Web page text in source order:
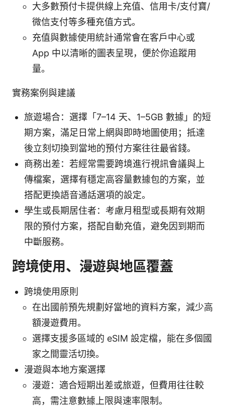
大多數預付卡提供線上充值、信用卡/支付寶/
微信支付等多種充值方式。
充值與數據使用統計通常會在客戶中心或
App 中以清晰的圖表呈現，便於你追蹤用
量。
實務案例與建議
旅遊場合：選擇「7–14 天、1–5GB 數據」的短
期方案，滿足日常上網與即時地圖使用；抵達
後立刻切換到當地的預付方案往往最省錢。
商務出差：若經常需要跨境進行視訊會議與上
傳檔案，選擇有穩定高容量數據包的方案，並
搭配更換語音通話選項的設定。
學生或長期居住者：考慮月租型或長期有效期
限的預付方案，搭配自動充值，避免因到期而
中斷服務。
跨境使用、漫遊與地區覆蓋
跨境使用原則
在出國前預先規劃好當地的資料方案，減少高
額漫遊費用。
選擇支援多區域的 eSIM 設定檔，能在多個國
家之間靈活切換。
漫遊與本地方案選擇
漫遊：適合短期出差或旅遊，但費用往往較
高，需注意數據上限與速率限制。